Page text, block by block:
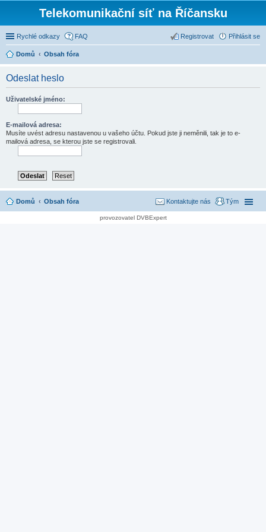
Telekomunikační síť na Říčansku
Rychlé odkazy FAQ Přihlásit se
Registrovat
Domů Obsah fóra
Odeslat heslo
Uživatelské jméno:
E-mailová adresa:
Musíte uvést adresu nastavenou u vašeho účtu. Pokud jste ji neměnili, tak je to e-
mailová adresa, se kterou jste se registrovali.
Domů Obsah fóra Tým
Kontaktujte nás
provozovatel DVBExpert